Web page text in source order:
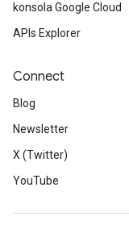
konsola Google Cloud
APIs Explorer
Connect
Blog
Newsletter
X (Twitter)
YouTube